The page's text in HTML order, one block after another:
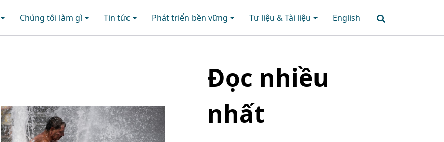
Chúng tôi làm gì Tin tức Phát triển bền vững Tư liệu & Tài liệu English
Đọc nhiều
nhất